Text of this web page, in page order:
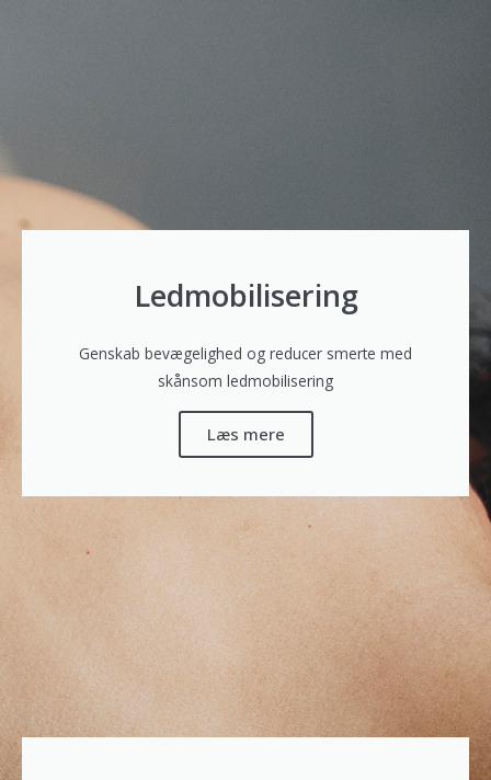
Ledmobilisering
Genskab bevægelighed og reducer smerte med
skånsom ledmobilisering
Læs mere